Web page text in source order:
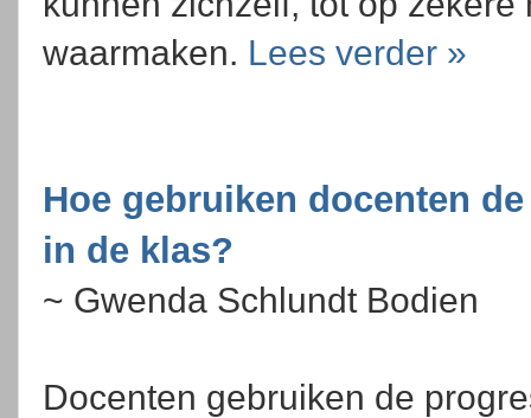
waarmaken. Lees verder »
Hoe gebruiken docenten
in de klas?
~ Gwenda Schlundt Bodien
Docenten gebruiken de